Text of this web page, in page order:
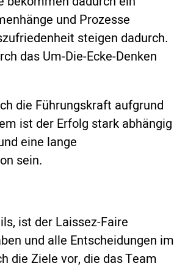
und Prozesse
steigen dadurch.
das Um-Die-Ecke-Denken
die Führungskraft aufgrund
ist der Erfolg stark abhängig
eine lange
sein.
ist der Laissez-Faire
und alle Entscheidungen im
die Ziele vor, die das Team